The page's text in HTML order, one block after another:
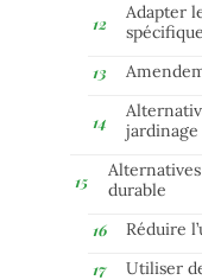
Adapter
durable
Réduire
Utiliser